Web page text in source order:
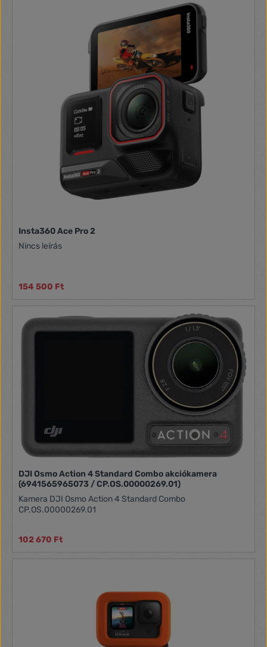
Insta360 Ace Pro 2
Nincs leírás
154 500 Ft
DJI Osmo Action 4 Standard Combo akciókamera
(6941565965073 / CP.OS.00000269.01)
Kamera DJI Osmo Action 4 Standard Combo
CP.OS.00000269.01
102 670 Ft